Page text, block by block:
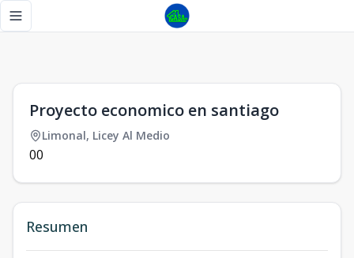
Toggle navigation menu
Proyecto economico en santiago
Limonal, Licey Al Medio
00
Resumen
Proyecto economico en santiago - Tu Casa RD